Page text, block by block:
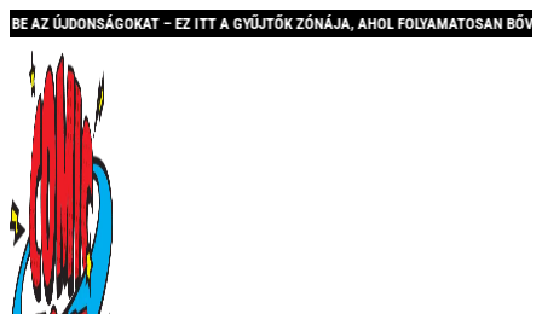
– EZ ITT A GYŰJTŐK ZÓNÁJA, AHOL FOLYAMATOSAN